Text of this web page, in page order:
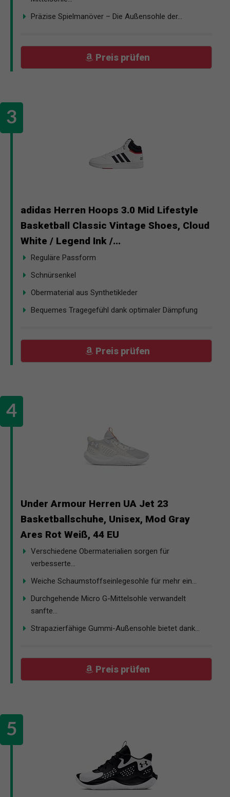
Präzise Spielmanöver – Die Außensohle der...
Preis prüfen
adidas Herren Hoops 3.0 Mid Lifestyle
Basketball Classic Vintage Shoes, Cloud
White / Legend Ink /...
Reguläre Passform
Schnürsenkel
Obermaterial aus Synthetikleder
Bequemes Tragegefühl dank optimaler Dämpfung
Preis prüfen
Under Armour Herren UA Jet 23
Basketballschuhe, Unisex, Mod Gray
Ares Rot Weiß, 44 EU
Verschiedene Obermaterialien sorgen für
verbesserte...
Weiche Schaumstoffseinlegesohle für mehr ein...
Durchgehende Micro G-Mittelsohle verwandelt
sanfte...
Strapazierfähige Gummi-Außensohle bietet dank...
Preis prüfen